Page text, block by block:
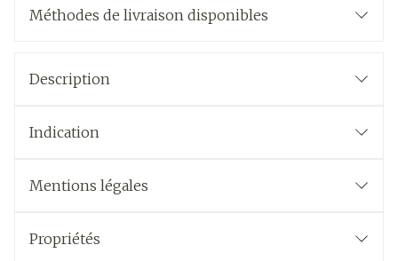
Méthodes de livraison disponibles
Description
Indication
Mentions légales
Propriétés